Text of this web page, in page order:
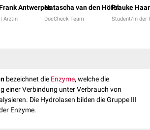
Antwerpes
Ärztin
Natascha van den Höfel
DocCheck Team
Frauke Haar
Student/in der
bezeichnet die Enzyme, welche die
einer Verbindung unter Verbrauch von
Die Hydrolasen bilden die Gruppe III
Enzyme.